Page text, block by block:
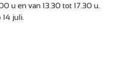
u en van 13.30 tot 17.30 u.
juli.